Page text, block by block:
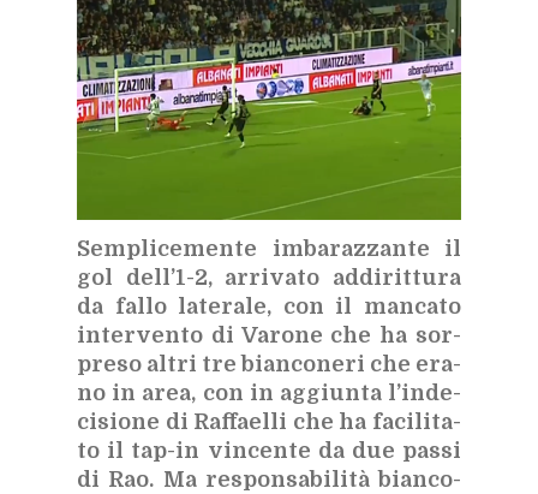
Sem­pli­ce­men­te im­ba­raz­zan­te il
gol del­l’1-2, ar­ri­va­to ad­di­rit­tu­ra
da fal­lo la­te­ra­le, con il man­ca­to
in­ter­ven­to di Va­ro­ne che ha sor­
pre­so al­tri tre bian­co­ne­ri che era­
no in area, con in ag­giun­ta l’in­de­
ci­sio­ne di Raf­fael­li che ha fa­ci­li­ta­
to il tap-in vin­cen­te da due pas­si
di Rao. Ma re­spon­sa­bi­li­tà bian­co­